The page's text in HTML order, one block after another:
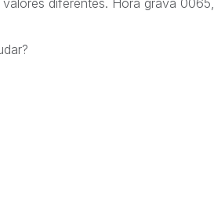
diferentes. Hora grava 0065,